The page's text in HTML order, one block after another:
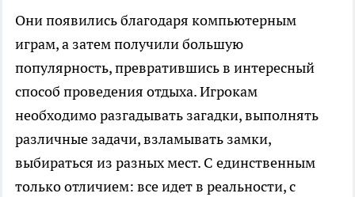
Они появились благодаря компьютерным
играм, а затем получили большую
популярность, превратившись в интересный
способ проведения отдыха. Игрокам
необходимо разгадывать загадки, выполнять
различные задачи, взламывать замки,
выбираться из разных мест. С единственным
только отличием: все идет в реальности, с